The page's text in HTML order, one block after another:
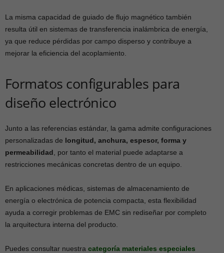
La misma capacidad de guiado de flujo magnético también
resulta útil en sistemas de transferencia inalámbrica de energía,
ya que reduce pérdidas por campo disperso y contribuye a
mejorar la eficiencia del acoplamiento.
Formatos configurables para
diseño electrónico
Junto a las referencias estándar, la gama admite configuraciones
personalizadas de longitud, anchura, espesor, forma y
permeabilidad , por tanto el material puede adaptarse a
restricciones mecánicas concretas dentro de un equipo.
En aplicaciones médicas, sistemas de almacenamiento de
energía o electrónica de potencia compacta, esta flexibilidad
ayuda a corregir problemas de EMC sin rediseñar por completo
la arquitectura interna del producto.
Puedes consultar nuestra categoría materiales especiales